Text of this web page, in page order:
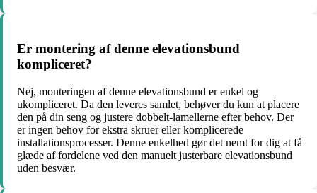
Er montering af denne elevationsbund
kompliceret?
Nej, monteringen af denne elevationsbund er enkel og
ukompliceret. Da den leveres samlet, behøver du kun at placere
den på din seng og justere dobbelt-lamellerne efter behov. Der
er ingen behov for ekstra skruer eller komplicerede
installationsprocesser. Denne enkelhed gør det nemt for dig at få
glæde af fordelene ved den manuelt justerbare elevationsbund
uden besvær.